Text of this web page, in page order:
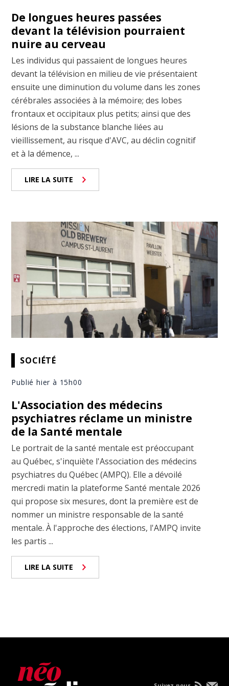
De longues heures passées
devant la télévision pourraient
nuire au cerveau
Les individus qui passaient de longues heures
devant la télévision en milieu de vie présentaient
ensuite une diminution du volume dans les zones
cérébrales associées à la mémoire; des lobes
frontaux et occipitaux plus petits; ainsi que des
lésions de la substance blanche liées au
vieillissement, au risque d'AVC, au déclin cognitif
et à la démence, ...
LIRE LA SUITE
SOCIÉTÉ
Publié hier à 15h00
L'Association des médecins
psychiatres réclame un ministre
de la Santé mentale
Le portrait de la santé mentale est préoccupant
au Québec, s'inquiète l'Association des médecins
psychiatres du Québec (AMPQ). Elle a dévoilé
mercredi matin la plateforme Santé mentale 2026
qui propose six mesures, dont la première est de
nommer un ministre responsable de la santé
mentale. À l'approche des élections, l'AMPQ invite
les partis ...
LIRE LA SUITE